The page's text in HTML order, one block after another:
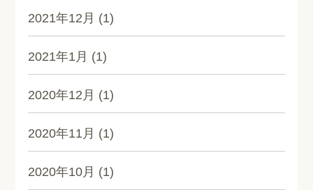
2021年12月 (1)
2021年1月 (1)
2020年12月 (1)
2020年11月 (1)
2020年10月 (1)